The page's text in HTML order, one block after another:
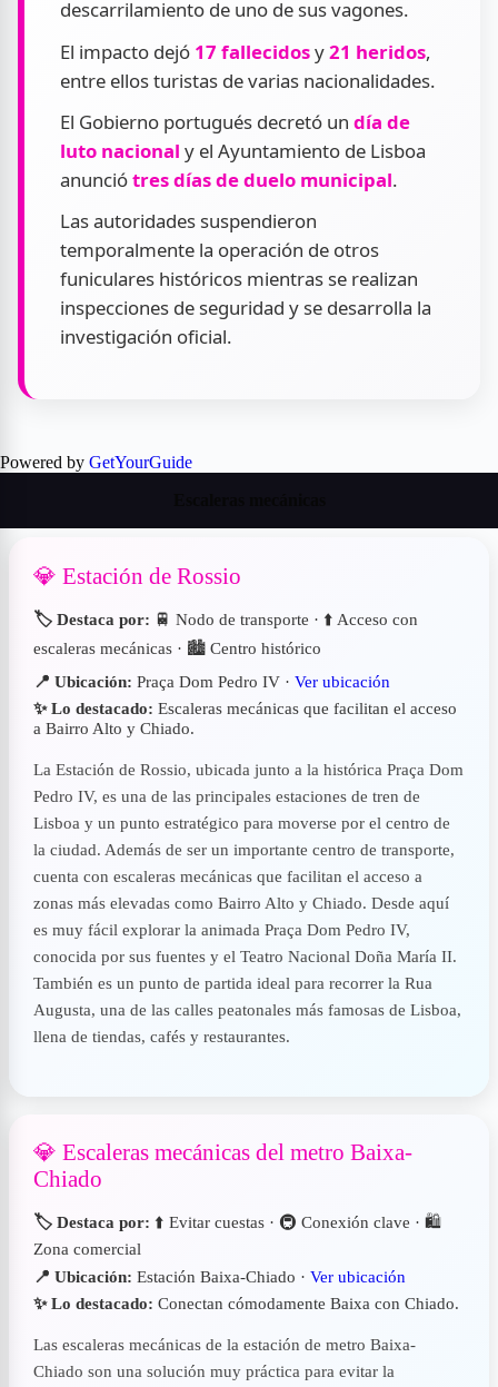
descarrilamiento de uno de sus vagones.
El impacto dejó 17 fallecidosy21 heridos,
entre ellos turistas de varias nacionalidades.
El Gobierno portugués decretó un día de
luto nacional y el Ayuntamiento de Lisboa
anunciótres días de duelo municipal.
Las autoridades suspendieron
temporalmente la operación de otros
funiculares históricos mientras se realizan
inspecciones de seguridad y se desarrolla la
investigación oficial.
Powered by GetYourGuide
💎 Estación de Rossio
🏷️ Destaca por: 🚆 Nodo de transporte · ⬆️ Acceso con
escaleras mecánicas · 🏙 Centro histórico
📍 Ubicación: Praça Dom Pedro IV ·Ver ubicación
✨ Lo destacado: Escaleras mecánicas que facilitan el acceso
a Bairro Alto y Chiado.
La Estación de Rossio, ubicada junto a la histórica Praça Dom
Pedro IV, es una de las principales estaciones de tren de
Lisboa y un punto estratégico para moverse por el centro de
la ciudad. Además de ser un importante centro de transporte,
cuenta con escaleras mecánicas que facilitan el acceso a
zonas más elevadas como Bairro Alto y Chiado. Desde aquí
es muy fácil explorar la animada Praça Dom Pedro IV,
conocida por sus fuentes y el Teatro Nacional Doña María II.
También es un punto de partida ideal para recorrer la Rua
Augusta, una de las calles peatonales más famosas de Lisboa,
llena de tiendas, cafés y restaurantes.
💎 Escaleras mecánicas del metro Baixa-
Chiado
🏷️ Destaca por: ⬆️ Evitar cuestas · 🚇 Conexión clave · 🛍
Zona comercial
📍 Ubicación: Estación Baixa-Chiado ·Ver ubicación
✨ Lo destacado: Conectan cómodamente Baixa con Chiado.
Las escaleras mecánicas de la estación de metro Baixa-
Chiado son una solución muy práctica para evitar la